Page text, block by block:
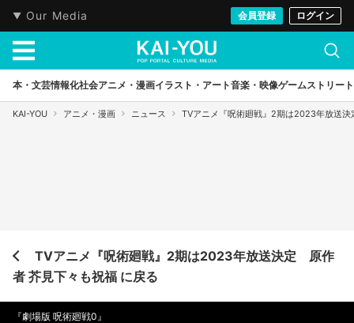
Our Media 会員登録 ログイン
本・文芸情報化社会アニメ・漫画イラスト・アート音楽・映像ゲームストリート
KAI-YOU アニメ・漫画 ニュース TVアニメ『呪術廻戦』2期は2023年放送
TVアニメ『呪術廻戦』2期は2023年放送決定 原作
者 芥見下々も祝福 に戻る
『劇場版 呪術廻戦0』